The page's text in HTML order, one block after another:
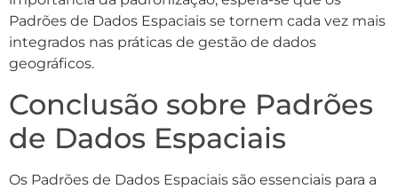
Padrões de Dados Espaciais se tornem cada vez mais
integrados nas práticas de gestão de dados
geográficos.
Conclusão sobre Padrões
de Dados Espaciais
Os Padrões de Dados Espaciais são essenciais para a